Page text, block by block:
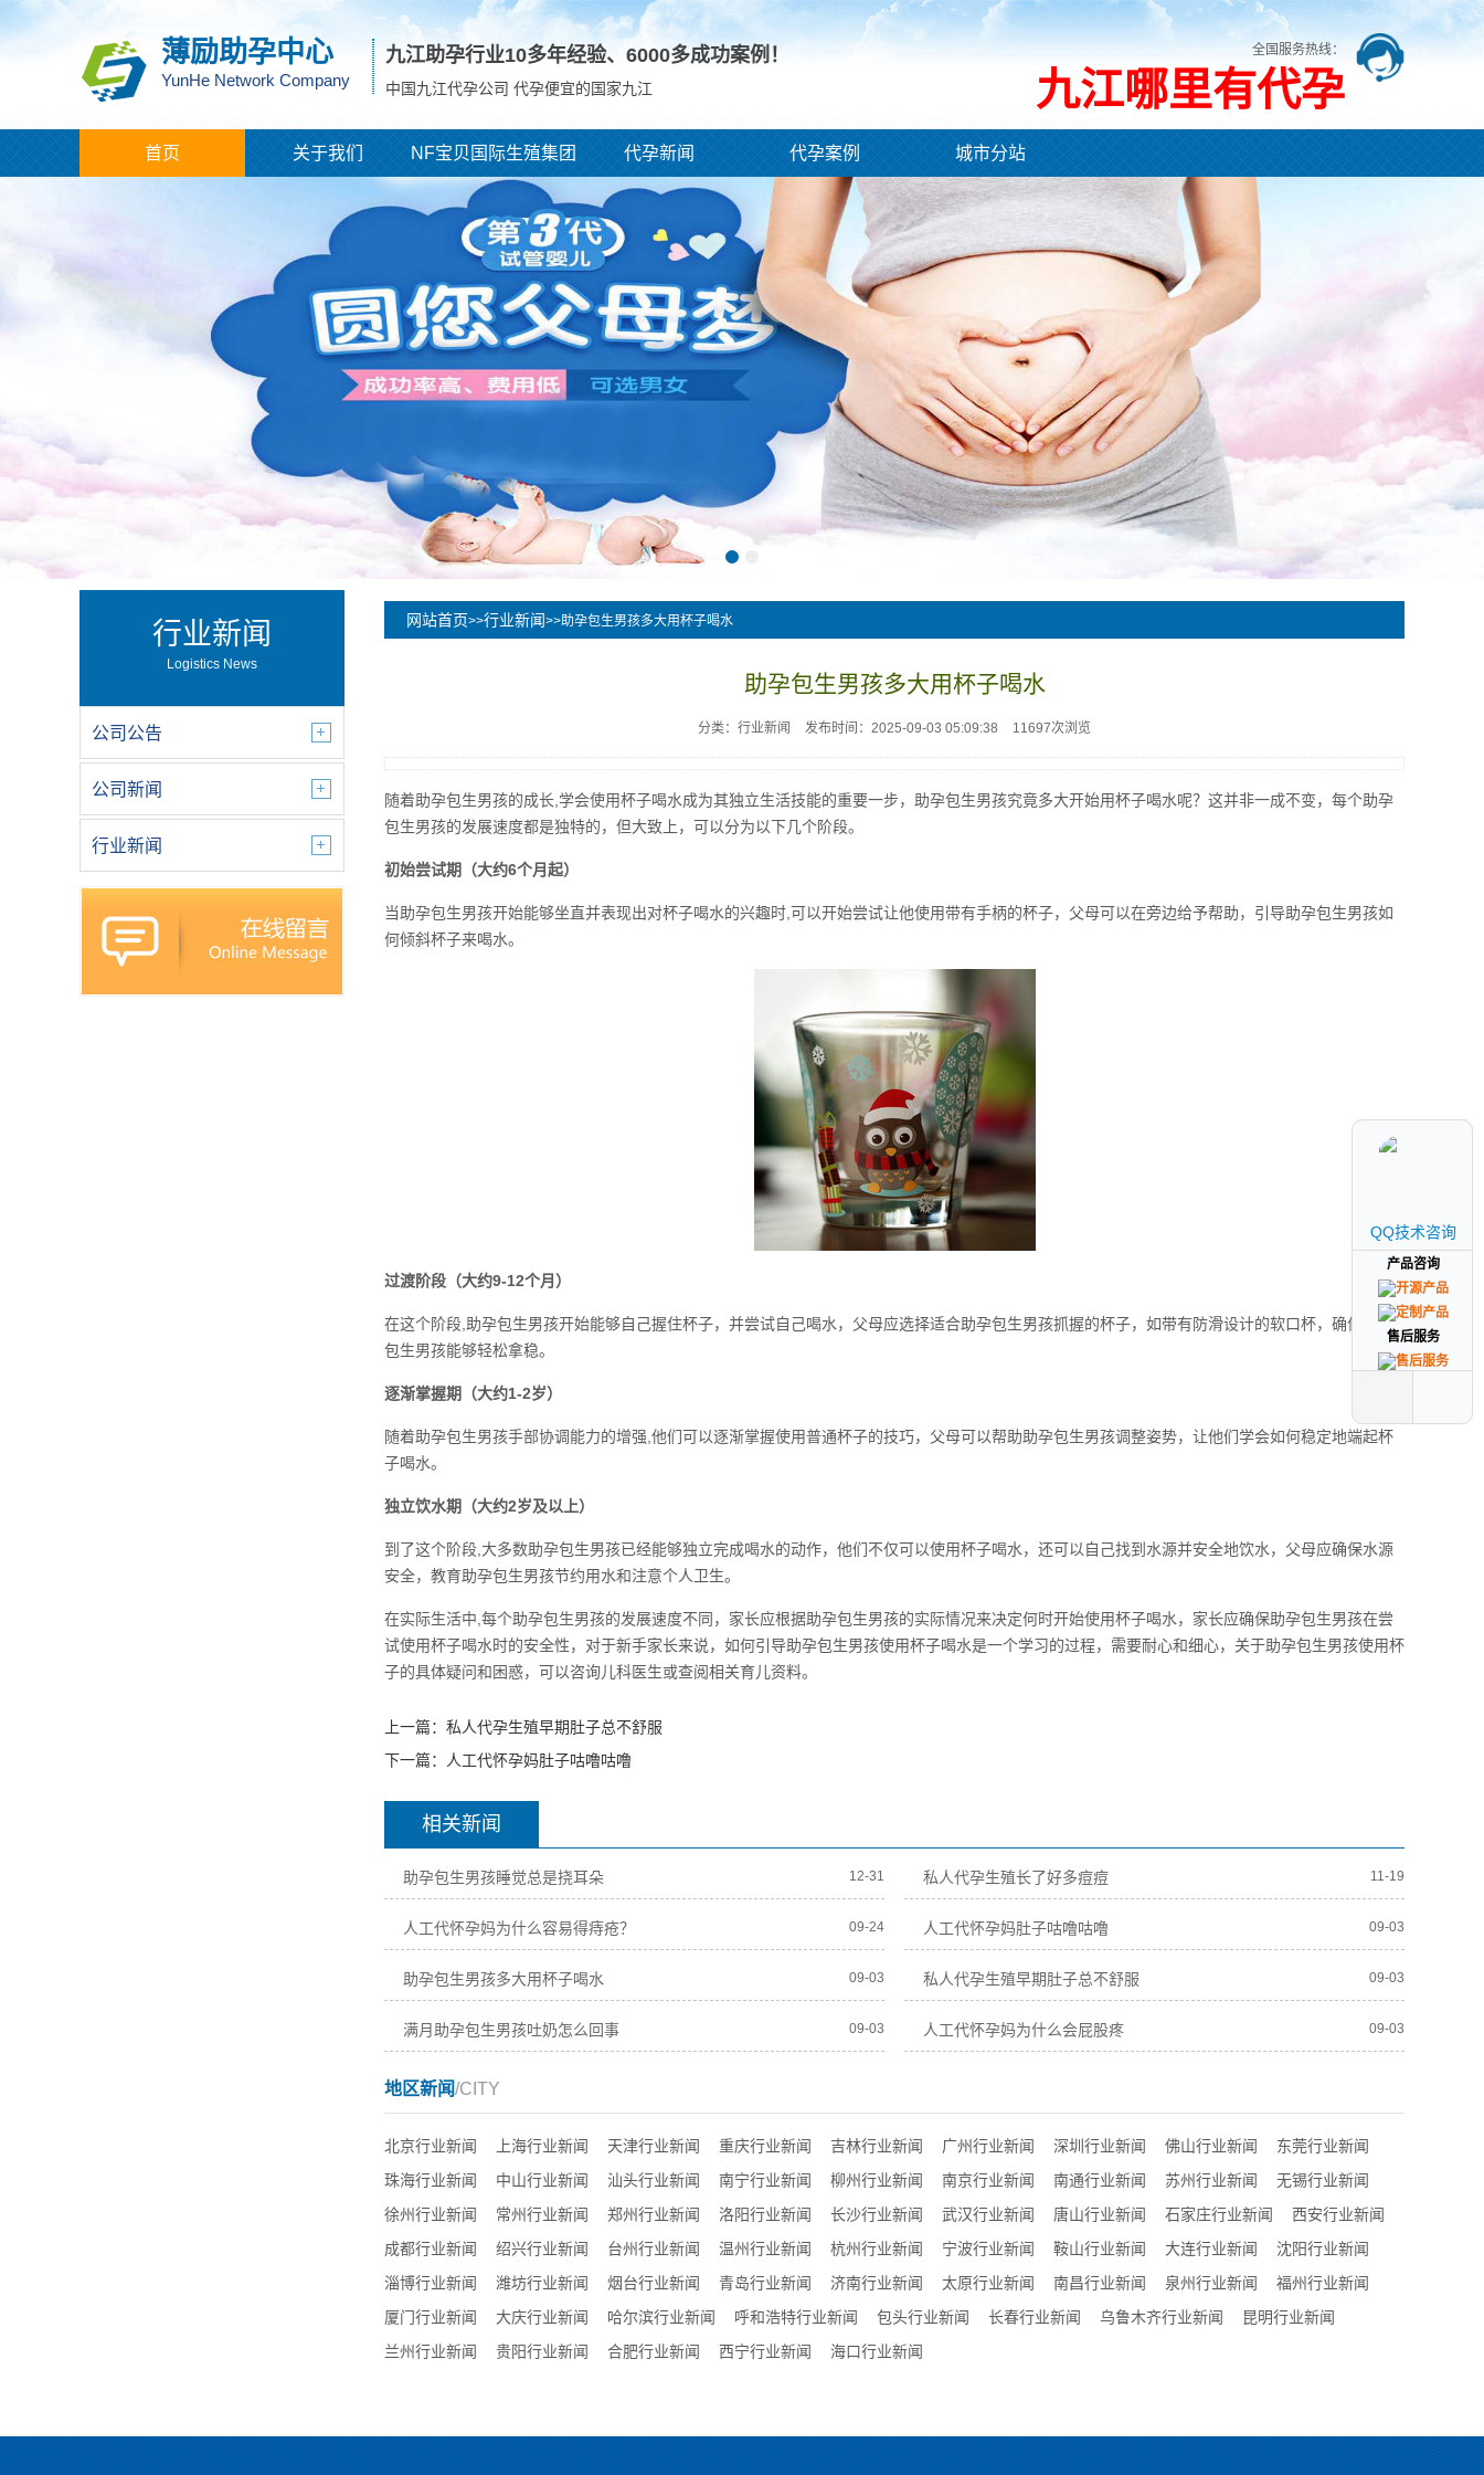
薄励助孕中心
YunHe Network Company
九江助孕行业10多年经验、 6000多成功案例！
中国九江代孕公司 代孕便宜的国家九江
全国服务热线：
九江哪里有代孕
首页 关于我们 NF宝贝国际生殖集团 代孕新闻 代孕案例 城市分站
行业新闻
Logistics News
公司公告
公司新闻
行业新闻
网站首页>>行业新闻>>助孕包生男孩多大用杯子喝水
助孕包生男孩多大用杯子喝水
分类：行业新闻 发布时间：2025-09-03 05:09:38 11697次浏览
随着助孕包生男孩的成长,学会使用杯子喝水成为其独立生活技能的重要一步，助孕包生男孩究竟多大开始用杯子喝水呢？这并非一成不变，每个助孕
包生男孩的发展速度都是独特的，但大致上，可以分为以下几个阶段。
初始尝试期（大约6个月起）
当助孕包生男孩开始能够坐直并表现出对杯子喝水的兴趣时,可以开始尝试让他使用带有手柄的杯子，父母可以在旁边给予帮助，引导助孕包生男孩如
何倾斜杯子来喝水。
过渡阶段（大约9-12个月）
在这个阶段,助孕包生男孩开始能够自己握住杯子，并尝试自己喝水，父母应选择适合助孕包生男孩抓握的杯子，如带有防滑设计的软口杯，确保助孕
包生男孩能够轻松拿稳。
逐渐掌握期（大约1-2岁）
随着助孕包生男孩手部协调能力的增强,他们可以逐渐掌握使用普通杯子的技巧，父母可以帮助助孕包生男孩调整姿势，让他们学会如何稳定地端起杯
子喝水。
独立饮水期（大约2岁及以上）
到了这个阶段,大多数助孕包生男孩已经能够独立完成喝水的动作，他们不仅可以使用杯子喝水，还可以自己找到水源并安全地饮水，父母应确保水源
安全，教育助孕包生男孩节约用水和注意个人卫生。
在实际生活中,每个助孕包生男孩的发展速度不同，家长应根据助孕包生男孩的实际情况来决定何时开始使用杯子喝水，家长应确保助孕包生男孩在尝
试使用杯子喝水时的安全性，对于新手家长来说，如何引导助孕包生男孩使用杯子喝水是一个学习的过程，需要耐心和细心，关于助孕包生男孩使用杯
子的具体疑问和困惑，可以咨询儿科医生或查阅相关育儿资料。
上一篇： 私人代孕生殖早期肚子总不舒服
下一篇：
人工代怀孕妈肚子咕噜咕噜
相关新闻
助孕包生男孩睡觉总是挠耳朵 12-31 私人代孕生殖长了好多痘痘 11-19
人工代怀孕妈为什么容易得痔疮？ 09-24 人工代怀孕妈肚子咕噜咕噜 09-03
助孕包生男孩多大用杯子喝水 09-03 私人代孕生殖早期肚子总不舒服 09-03
满月助孕包生男孩吐奶怎么回事 09-03 人工代怀孕妈为什么会屁股疼 09-03
地区新闻/CITY
北京行业新闻 上海行业新闻 天津行业新闻 重庆行业新闻 吉林行业新闻 广州行业新闻 深圳行业新闻 佛山行业新闻
东莞行业新闻
珠海行业新闻
中山行业新闻 汕头行业新闻 南宁行业新闻 柳州行业新闻 南京行业新闻 南通行业新闻 苏州行业新闻
无锡行业新闻
徐州行业新闻
常州行业新闻 郑州行业新闻 洛阳行业新闻 长沙行业新闻 武汉行业新闻 唐山行业新闻 石家庄行业新闻
西安行业新闻
成都行业新闻
绍兴行业新闻 台州行业新闻 温州行业新闻 杭州行业新闻 宁波行业新闻 鞍山行业新闻 大连行业新闻
沈阳行业新闻
淄博行业新闻
潍坊行业新闻 烟台行业新闻 青岛行业新闻 济南行业新闻 太原行业新闻 南昌行业新闻 泉州行业新闻
福州行业新闻
厦门行业新闻
大庆行业新闻 哈尔滨行业新闻 呼和浩特行业新闻 包头行业新闻 长春行业新闻 乌鲁木齐行业新闻
昆明行业新闻
兰州行业新闻
贵阳行业新闻 合肥行业新闻 西宁行业新闻 海口行业新闻
QQ技术咨询
产品咨询
售后服务
QQ技术咨询
产品咨询
售后服务